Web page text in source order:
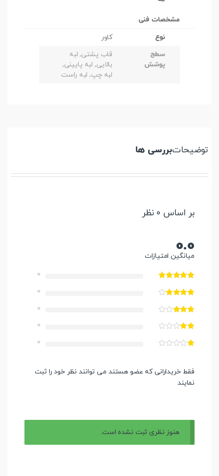
مشخصات فنی
نوع
کاور
سطح
پوشش
قاب پشتی, لبه
بالایی, لبه پایینی,
لبه چپ, لبه راست
توضیحاتبررسی ها
بر اساس 0 نظر
0.0
میانگین امتیازات
0
0
0
0
0
فقط خریدارانی که عضو هستند می توانند نظر خود را ثبت
نمایند
هنوز نظری ثبت نشده است.